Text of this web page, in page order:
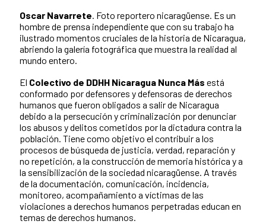
Oscar Navarrete. Foto reportero nicaragüense. Es un
hombre de prensa independiente que con su trabajo ha
ilustrado momentos cruciales de la historia de Nicaragua,
abriendo la galería fotográfica que muestra la realidad al
mundo entero.
El Colectivo de DDHH Nicaragua Nunca Más está
conformado por defensores y defensoras de derechos
humanos que fueron obligados a salir de Nicaragua
debido a la persecución y criminalización por denunciar
los abusos y delitos cometidos por la dictadura contra la
población. Tiene como objetivo el contribuir a los
procesos de búsqueda de justicia, verdad, reparación y
no repetición, a la construcción de memoria histórica y a
la sensibilización de la sociedad nicaragüense. A través
de la documentación, comunicación, incidencia,
monitoreo, acompañamiento a víctimas de las
violaciones a derechos humanos perpetradas educan en
temas de derechos humanos.